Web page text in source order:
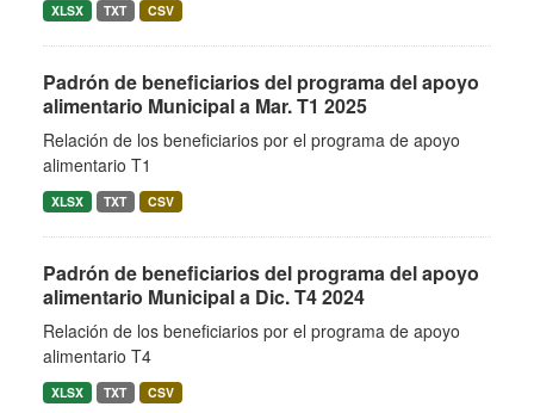
XLSX TXT CSV
Padrón de beneficiarios del programa del apoyo
alimentario Municipal a Mar. T1 2025
Relación de los beneficiarios por el programa de apoyo
alimentario T1
XLSX TXT CSV
Padrón de beneficiarios del programa del apoyo
alimentario Municipal a Dic. T4 2024
Relación de los beneficiarios por el programa de apoyo
alimentario T4
XLSX TXT CSV